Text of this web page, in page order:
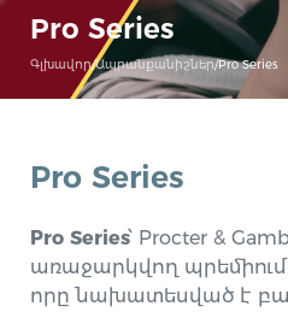
Pro Series
Գլխավոր/Ապրանքանիշներ/Pro Series
Pro Series
Pro Series՝ Procter &
առաջարկվող
որը նախատեսված է